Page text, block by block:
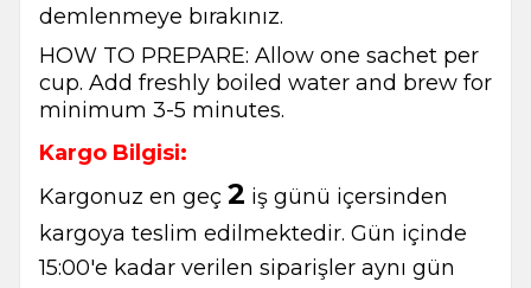
demlenmeye bırakınız.
HOW TO PREPARE: Allow one sachet per
cup. Add freshly boiled water and brew for
minimum 3-5 minutes.
Kargo Bilgisi:
Kargonuz en geç 2 iş günü içersinden
kargoya teslim edilmektedir. Gün içinde
15:00'e kadar verilen siparişler aynı gün